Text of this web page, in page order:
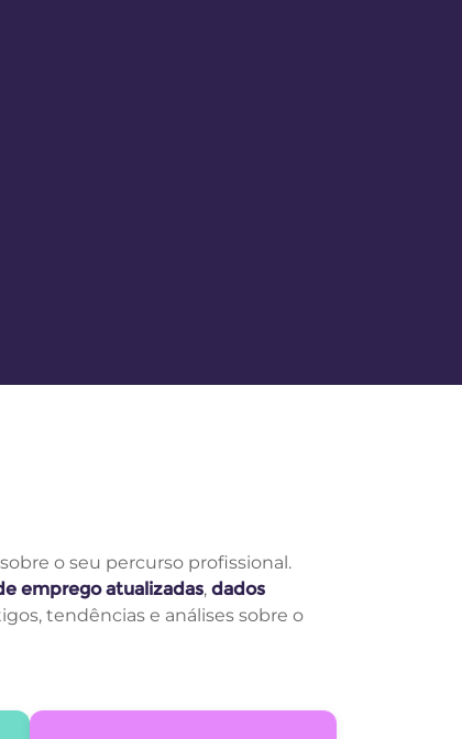
o seu percurso profissional.
emprego atualizadas, dados
tendências e análises sobre o